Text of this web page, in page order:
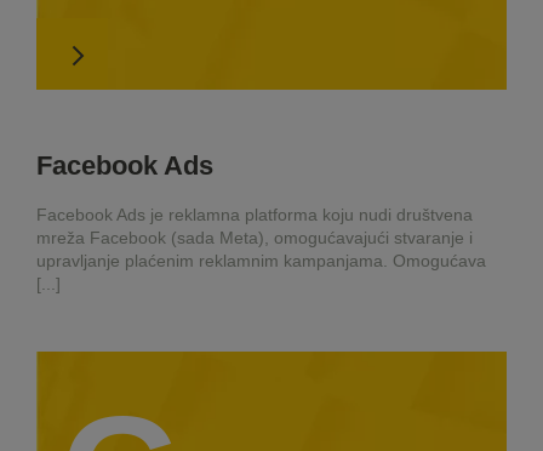
Facebook Ads
Facebook Ads je reklamna platforma koju nudi društvena
mreža Facebook (sada Meta), omogućavajući stvaranje i
upravljanje plaćenim reklamnim kampanjama. Omogućava
[...]